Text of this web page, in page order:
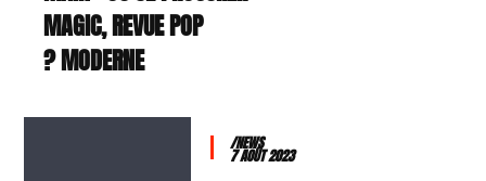
MAGIC, REVUE POP
MODERNE ?
/NEWS
7 AOÛT 2023